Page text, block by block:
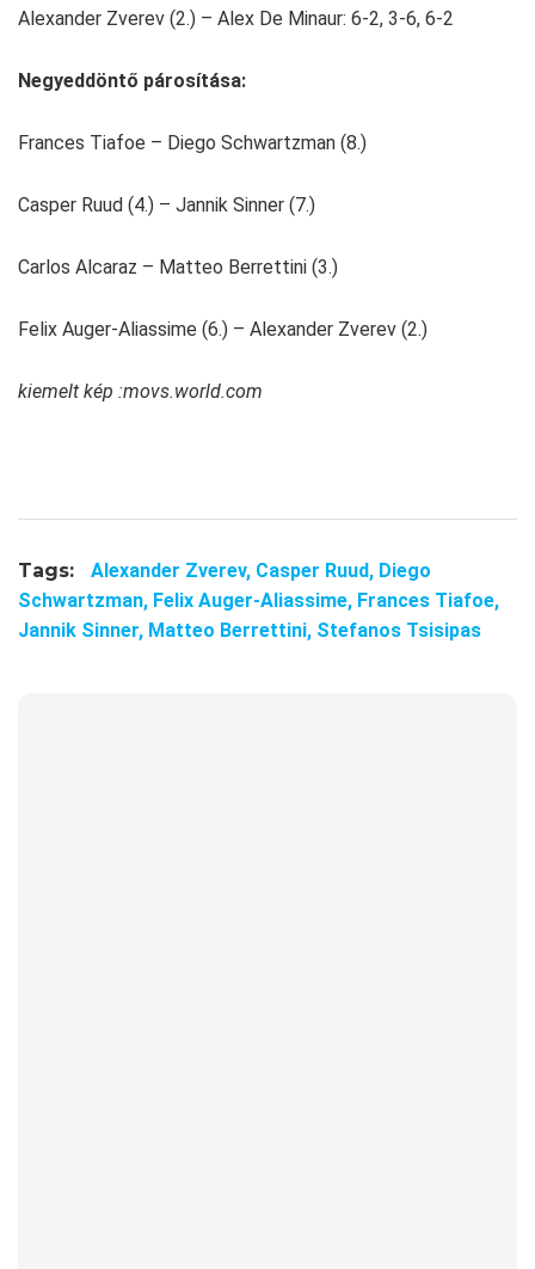
Alexander Zverev (2.) – Alex De Minaur: 6-2, 3-6, 6-2
Negyeddöntő párosítása:
Frances Tiafoe – Diego Schwartzman (8.)
Casper Ruud (4.) – Jannik Sinner (7.)
Carlos Alcaraz – Matteo Berrettini (3.)
Felix Auger-Aliassime (6.) – Alexander Zverev (2.)
kiemelt kép :movs.world.com
Tags: Alexander Zverev, Casper Ruud, Diego
Schwartzman, Felix Auger-Aliassime, Frances Tiafoe,
Jannik Sinner, Matteo Berrettini, Stefanos Tsisipas